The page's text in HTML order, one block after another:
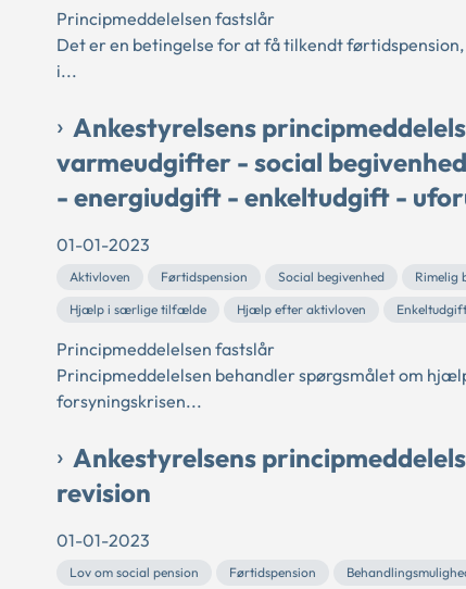
Principmeddelelsen fastslår
Det er en betingelse for at få tilkendt
i...
Ankestyrelsens
varmeudgifter - social
- energiudgift - enkeltudgift -
01-01-2023
Aktivloven Førtidspension Social begivenhed Rimelig
Hjælp i særlige tilfælde
Hjælp efter aktivloven
Principmeddelelsen fastslår
Principmeddelelsen behandler spørgsmålet om
forsyningskrisen...
Ankestyrelsens
revision
01-01-2023
Lov om social pension Førtidspension